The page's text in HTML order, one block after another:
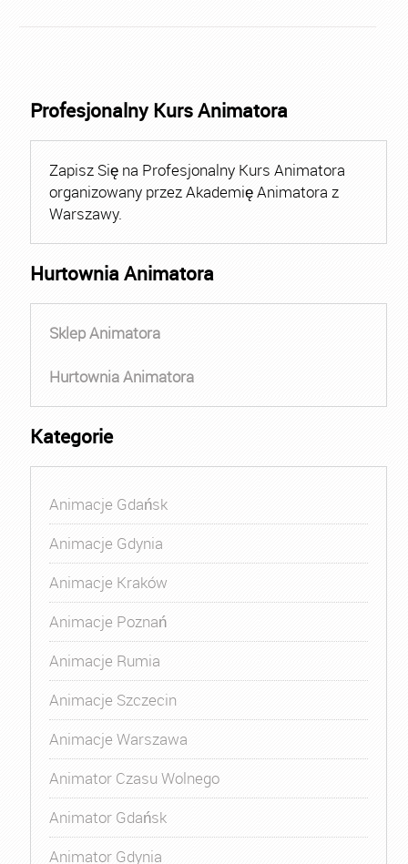
Profesjonalny Kurs Animatora
Zapisz Się na Profesjonalny Kurs Animatora
organizowany przez Akademię Animatora z
Warszawy.
Hurtownia Animatora
Sklep Animatora
Hurtownia Animatora
Kategorie
Animacje Gdańsk
Animacje Gdynia
Animacje Kraków
Animacje Poznań
Animacje Rumia
Animacje Szczecin
Animacje Warszawa
Animator Czasu Wolnego
Animator Gdańsk
Animator Gdynia